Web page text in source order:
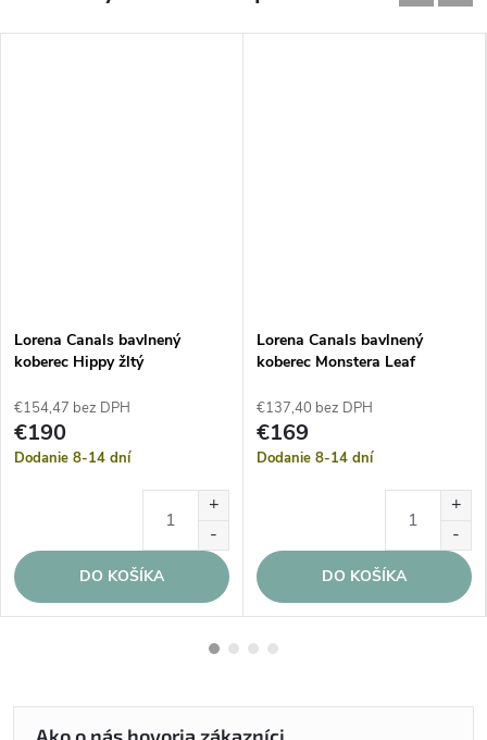
Lorena Canals bavlnený
koberec Hippy žltý
€154,47 bez DPH
€190
Dodanie 8-14 dní
DO KOŠÍKA
Lorena Canals bavlnený
koberec Monstera Leaf
€137,40 bez DPH
€169
Dodanie 8-14 dní
DO KOŠÍKA